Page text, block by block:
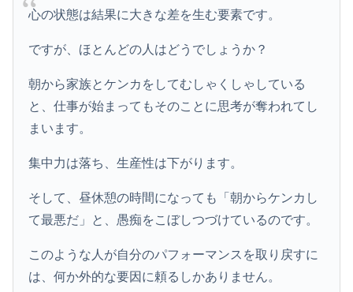
心の状態は結果に大きな差を生む要素です。
ですが、ほとんどの人はどうでしょうか？
朝から家族とケンカをしてむしゃくしゃしている
と、仕事が始まってもそのことに思考が奪われてし
まいます。
集中力は落ち、生産性は下がります。
そして、昼休憩の時間になっても「朝からケンカし
て最悪だ」と、愚痴をこぼしつづけているのです。
このような人が自分のパフォーマンスを取り戻すに
は、何か外的な要因に頼るしかありません。